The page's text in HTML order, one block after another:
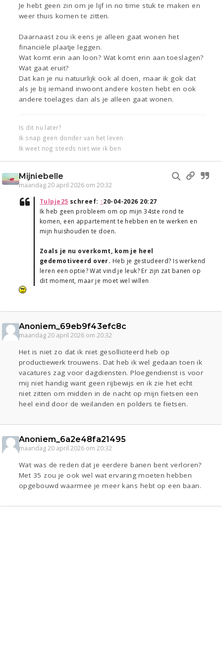
Je hebt geen zin om je lijf in no time stuk te maken en
weer thuis komen te zitten.
Daarnaast zou ik eens je alleen gaat wonen het
financiële plaatje leggen.
Wat komt erin aan loon? Wat komt erin aan toeslagen?
Wat gaat eruit?
Dat kan je nu natuurlijk ook al doen, maar ik gok dat
als je bij iemand inwoont andere kosten hebt en ook
andere toelages dan als je alleen gaat wonen.
Is dit nu later?
Ik snap geen donder van het leven
Ik weet nog steeds niet wie ik ben
Mijniebelle
maandag 20 april 2026 om 20:32
Tulpje25 schreef: ↑20-04-2026 20:27
Ik heb geen probleem om op mijn 34ste rond te
komen, een appartement te hebben en te werken en
mijn huishouden te doen.
Zoals je nu overkomt, kom je heel
gedemotiveerd over. Heb je gestudeerd? Is werkend
leren een optie? Wat vind je leuk? Er zijn zat banen op
dit moment, maar je moet wel willen
Anoniem_69eb9f43efc8c
maandag 20 april 2026 om 20:32
Het is niet zo dat ik niet gesolliciteerd heb op
productiewerk trouwens. Dat heb ik wel gedaan toen ik
vacatures zag voor dagdiensten. Ploegendienst is voor
mij niet handig want geen rijbewijs en ik zie het echt
niet zitten om midden in de nacht op mijn fietsen een
heel eind door de weilanden en polders te fietsen.
Anoniem_6a2e48fa21495
maandag 20 april 2026 om 20:32
Wat was de reden dat je eerdere banen bent verloren?
Met 35 zou je ook wel wat ervaring moeten hebben
opgebouwd waarmee je meer kans hebt op een baan.